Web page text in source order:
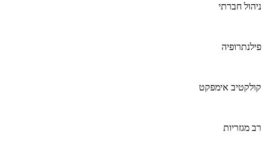
ניהול חברתי
פילנתרופיה
קולקטיב אימפקט
רב מגזריות